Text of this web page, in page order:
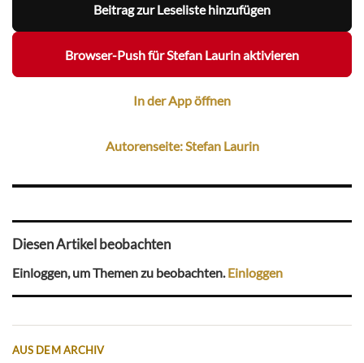
Beitrag zur Leseliste hinzufügen
Browser-Push für Stefan Laurin aktivieren
In der App öffnen
Autorenseite: Stefan Laurin
Diesen Artikel beobachten
Einloggen, um Themen zu beobachten.Einloggen
AUS DEM ARCHIV